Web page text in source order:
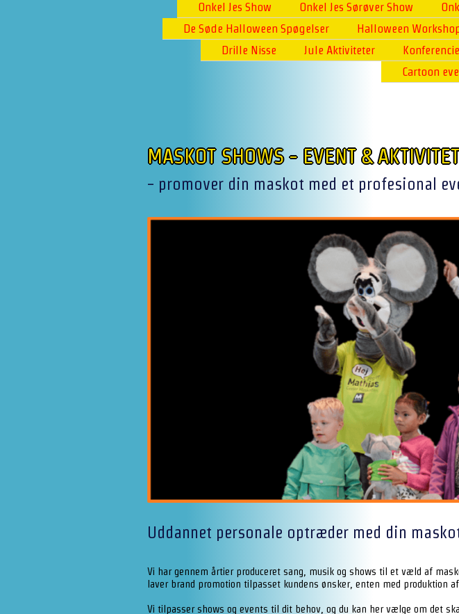
Onkel Jes Show
Onkel Jes Sørøver Show
De Søde Halloween Spøgelser
Halloween
Drille Nisse
Jule Aktiviteter
Cartoon
MASKOT SHOWS - EVENT &
- promover din maskot med et profesional
Uddannet personale optræder med din
Vi har gennem årtier produceret sang, musik og shows til et væld af
laver brand promotion tilpasset kundens ønsker, enten med produktion
Vi tilpasser shows og events til dit behov, og du kan her vælge om det